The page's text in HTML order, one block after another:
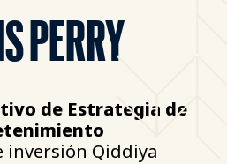
PERRY
de Estrategia de
inversión Qiddiya